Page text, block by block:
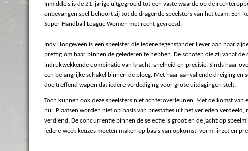
Inmiddels is de 21-jarige uitgegroeid tot een vaste waarde op de
onbevangen spel behoort zij tot de dragende speelsters van het team.
Super Handball League Women met recht gevreesd.
Indy Hoogeveen is een speelster die iedere tegenstander liever aan haar
prettig om haar binnen de gelederen te hebben. De schoten die zij vanaf
indrukwekkende combinatie van kracht, snelheid en precisie. Sinds haar
een belangrijke schakel binnen de ploeg. Met haar aanvallende dreiging
doeltreffend wapen dat iedere verdediging voor grote uitdagingen stelt.
Toch kunnen ook deze speelsters niet achteroverleunen. Met de komst
nul. Plaatsen worden niet op basis van prestaties uit het verleden
verdiend. De concurrentie binnen de selectie is groot en de jacht op
iedere week keuzes moeten maken op basis van opkomst, vorm, inzet en